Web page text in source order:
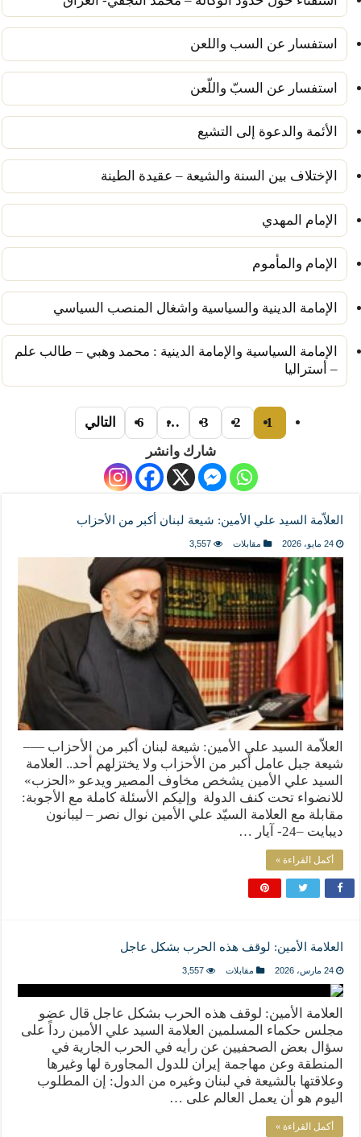
استفسار عن السب واللعن
استفسار عن السبّ واللّعن
الأئمة والدعوة إلى التشيع
الإختلاف بين السنة والشيعة – عقيدة الطينة
الإمام المهدي
الإمام والمأموم
الإمامة الدينية والسياسية واشغال المنصب السياسي
الإمامة السياسية والإمامة الدينية : محمد وهبي – طالب علم
– أستراليا
1
2
3
…
6
التالي
شارك وانشر
العلاّمة السيد علي الأمين: شيعة لبنان أكبر من الأحزاب
24 مايو، 2026 مقابلات 3,557
العلاّمة السيد علي الأمين: شيعة لبنان أكبر من الأحزاب —–
شيعة جبل عامل أكبر من الأحزاب ولا يختزلهم أحد.. العلامة
السيد علي الأمين يشخص مخاوف المصير ويدعو «الحزب»
للانضواء تحت كنف الدولة وإليكم الأسئلة كاملة مع الأجوبة:
مقابلة مع العلامة السيّد علي الأمين نوال نصر – ليبانون
ديبايت –24- آيار …
أكمل القراءة »
العلامة الأمين: لوقف هذه الحرب بشكل عاجل
24 مارس، 2026 مقابلات 3,557
العلامة الأمين: لوقف هذه الحرب بشكل عاجل قال عضو
مجلس حكماء المسلمين العلامة السيد علي الأمين رداً على
سؤال بعض الصحفيين عن رأيه في الحرب الجارية في
المنطقة وعن مهاجمة إيران للدول المجاورة لها وغيرها
وعلاقتها بالشيعة في لبنان وغيره من الدول: إن المطلوب
اليوم هو أن يعمل العالم على …
أكمل القراءة »